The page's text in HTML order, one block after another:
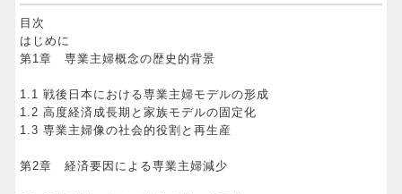
目次
はじめに
第1章 専業主婦概念の歴史的背景
1.1 戦後日本における専業主婦モデルの形成
1.2 高度経済成長期と家族モデルの固定化
1.3 専業主婦像の社会的役割と再生産
第2章 経済要因による専業主婦減少